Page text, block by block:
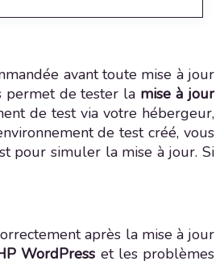
avant toute mise à jour
permet de tester la mise à jour
de test via votre hébergeur,
de test créé, vous
pour simuler la mise à jour. Si
après la mise à jour
WordPress et les problèmes